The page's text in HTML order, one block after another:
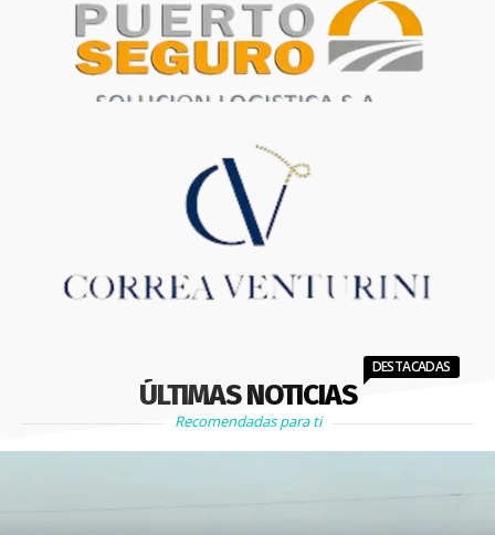
ÚLTIMAS NOTICIAS
DESTACADAS
Recomendadas para ti